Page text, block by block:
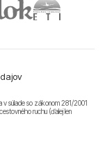
v súlade so zákonom 281/2001
ruchu (ďalej len